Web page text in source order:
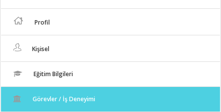
Profil
Kişisel
Eğitim Bilgileri
Görevler / İş Deneyimi